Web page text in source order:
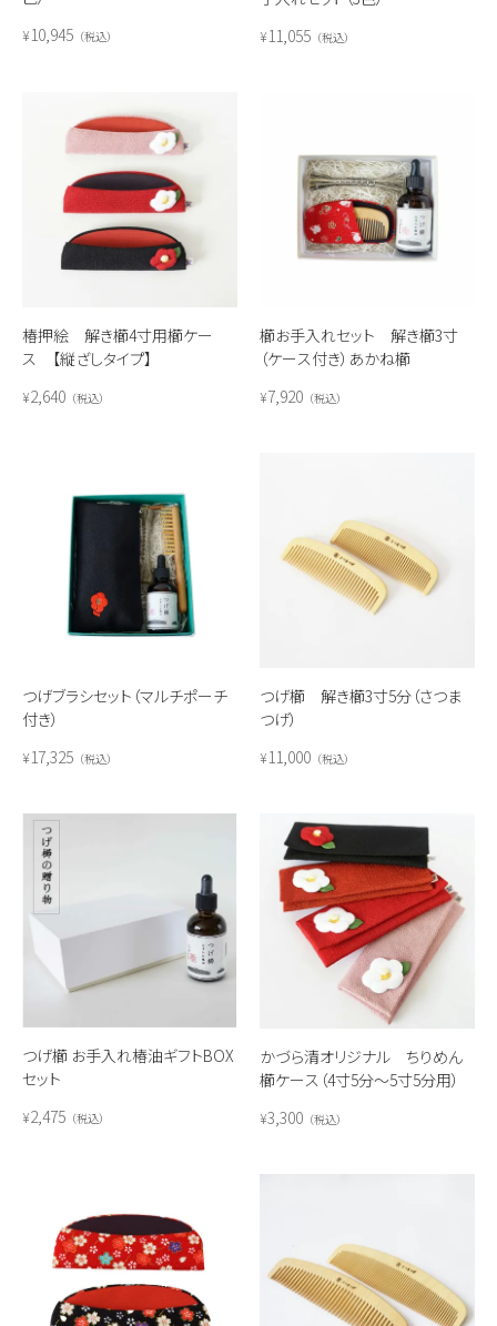
¥10,945 税込 ¥11,055 税込
椿押絵 解き櫛4寸用櫛ケー
ス 【縦ざしタイプ】
¥2,640 税込
櫛お手入れセット 解き櫛3寸
（ケース付き）あかね櫛
¥7,920 税込
つげブラシセット（マルチポーチ
付き）
¥17,325 税込
つげ櫛 解き櫛3寸5分（さつま
つげ）
¥11,000 税込
つげ櫛 お手入れ椿油ギフトBOX
セット
¥2,475 税込
かづら清オリジナル ちりめん
櫛ケース（4寸5分～5寸5分用）
¥3,300 税込